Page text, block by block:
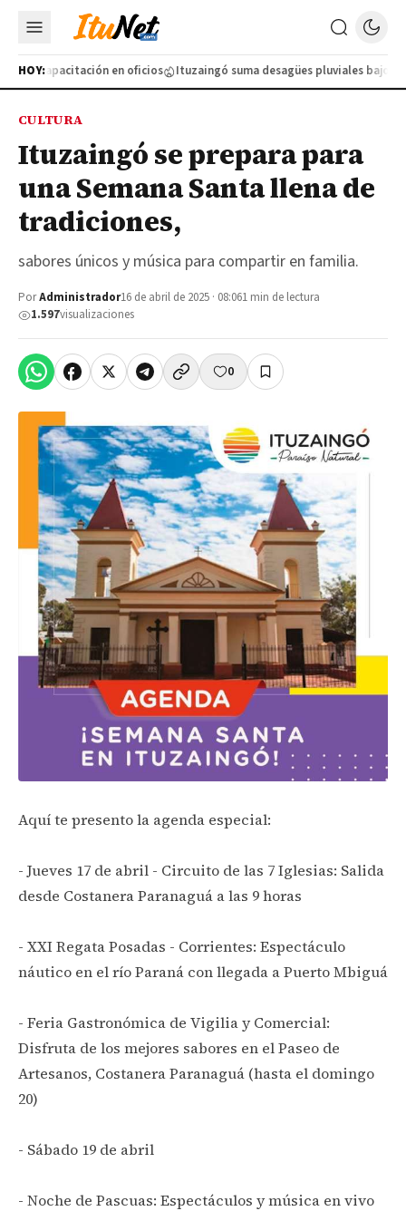
HOY:
capacitación en oficios Ituzaingó suma desagües pluviales bajo
CULTURA
Ituzaingó se prepara para
una Semana Santa llena de
tradiciones,
sabores únicos y música para compartir en familia.
PorAdministrador16 de abril de 2025 · 08:061 min de lectura
1.597visualizaciones
0
Aquí te presento la agenda especial:
- Jueves 17 de abril - Circuito de las 7 Iglesias: Salida
desde Costanera Paranaguá a las 9 horas
- XXI Regata Posadas - Corrientes: Espectáculo
náutico en el río Paraná con llegada a Puerto Mbiguá
- Feria Gastronómica de Vigilia y Comercial:
Disfruta de los mejores sabores en el Paseo de
Artesanos, Costanera Paranaguá (hasta el domingo
20)
- Sábado 19 de abril
- Noche de Pascuas: Espectáculos y música en vivo